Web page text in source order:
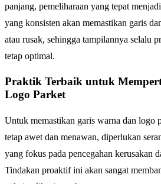
panjang, pemeliharaan yang tepat
yang konsisten akan memastikan garis
atau rusak, sehingga tampilannya selalu
tetap optimal.
Praktik Terbaik untuk
Logo Parket
Untuk memastikan garis warna dan logo
tetap awet dan menawan, diperlukan
yang fokus pada pencegahan kerusakan
Tindakan proaktif ini akan sangat